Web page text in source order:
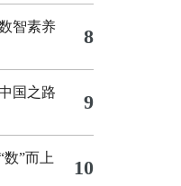
智素养
8
国之路 9
”而上
10